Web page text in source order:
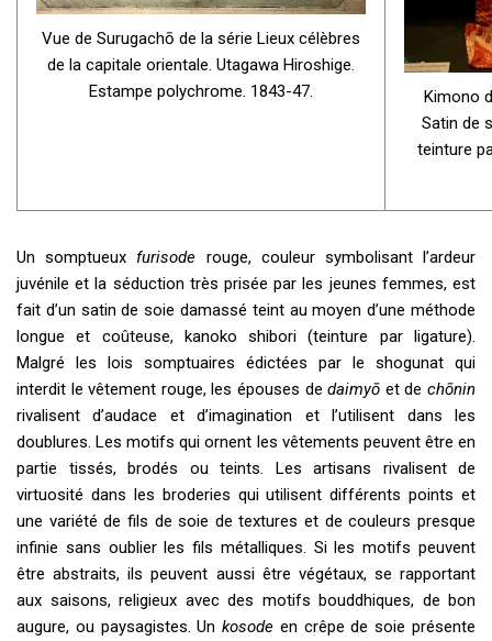
Vue de Surugachō de la série Lieux célèbres
de la capitale orientale. Utagawa Hiroshige.
Estampe polychrome. 1843-47.
Kimono
Satin de
teinture
Un somptueux furisode rouge, couleur symbolisant l’ardeur
juvénile et la séduction très prisée par les jeunes femmes, est
fait d’un satin de soie damassé teint au moyen d’une méthode
longue et coûteuse, kanoko shibori (teinture par ligature).
Malgré les lois somptuaires édictées par le shogunat qui
interdit le vêtement rouge, les épouses dedaimyō et dechōnin
rivalisent d’audace et d’imagination et l’utilisent dans les
doublures. Les motifs qui ornent les vêtements peuvent être en
partie tissés, brodés ou teints. Les artisans rivalisent de
virtuosité dans les broderies qui utilisent différents points et
une variété de fils de soie de textures et de couleurs presque
infinie sans oublier les fils métalliques. Si les motifs peuvent
être abstraits, ils peuvent aussi être végétaux, se rapportant
aux saisons, religieux avec des motifs bouddhiques, de bon
augure, ou paysagistes. Unkosode en crêpe de soie présente